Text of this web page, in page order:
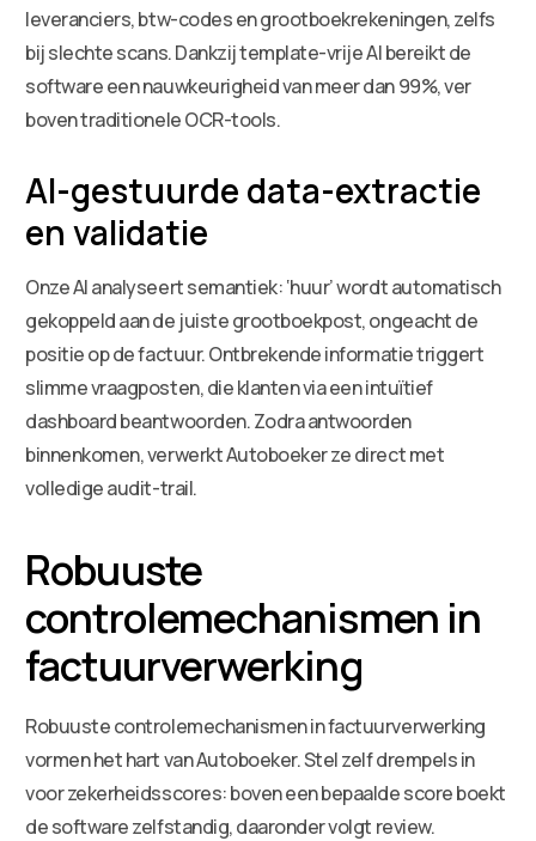
leveranciers, btw-codes en grootboekrekeningen, zelfs
bij slechte scans. Dankzij template-vrije AI bereikt de
software een nauwkeurigheid van meer dan 99%, ver
boven traditionele OCR-tools.
AI-gestuurde data-extractie
en validatie
Onze AI analyseert semantiek: ‘huur’ wordt automatisch
gekoppeld aan de juiste grootboekpost, ongeacht de
positie op de factuur. Ontbrekende informatie triggert
slimme vraagposten, die klanten via een intuïtief
dashboard beantwoorden. Zodra antwoorden
binnenkomen, verwerkt Autoboeker ze direct met
volledige audit-trail.
Robuuste
controlemechanismen in
factuurverwerking
Robuuste controlemechanismen in factuurverwerking
vormen het hart van Autoboeker. Stel zelf drempels in
voor zekerheidsscores: boven een bepaalde score boekt
de software zelfstandig, daaronder volgt review.